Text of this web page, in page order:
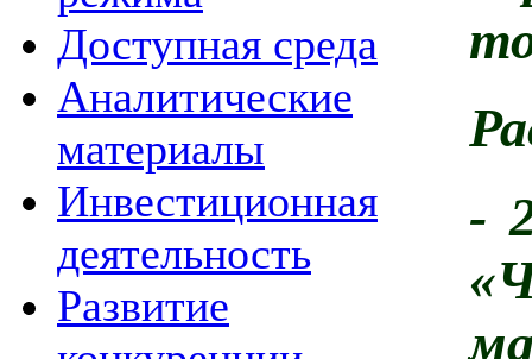
Доступная среда
Аналитические
материалы
Инвестиционная
деятельность
Развитие
-